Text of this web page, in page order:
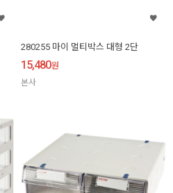
280255 마이 멀티박스 대형 2단
15,480원
본사